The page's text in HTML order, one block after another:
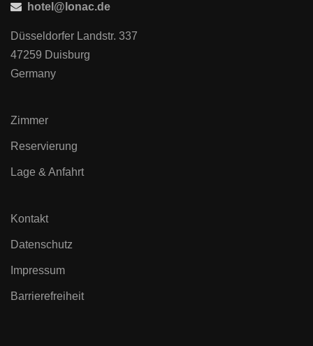
hotel@lonac.de
Düsseldorfer Landstr. 337
47259 Duisburg
Germany
Zimmer
Reservierung
Lage & Anfahrt
Kontakt
Datenschutz
Impressum
Barrierefreiheit